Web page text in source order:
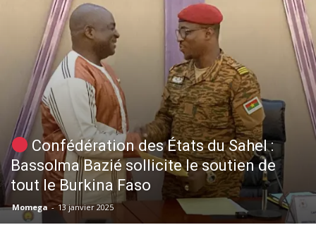
Confédération des États du Sahel :
Bassolma Bazié sollicite le soutien de
tout le Burkina Faso
Momega - 13 janvier 2025